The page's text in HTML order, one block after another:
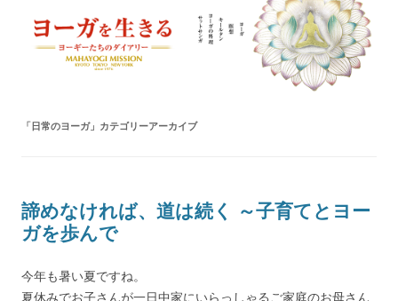
ヨーガを生きる — MAHAYOGI
MISSION ブログ
「日常のヨーガ」カテゴリーアーカイブ
諦めなければ、道は続く ～子育てとヨー
ガを歩んで
今年も暑い夏ですね。
夏休みでお子さんが一日中家にいらっしゃるご家庭のお母さん